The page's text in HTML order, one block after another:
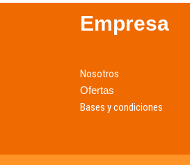
Empresa
Nosotros
Ofertas
Bases y condiciones